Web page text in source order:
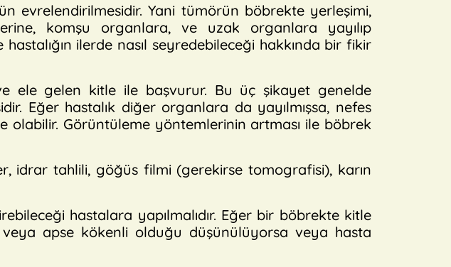
evrelendirilmesidir. Yani tümörün böbrekte yerleşimi,
komşu organlara, ve uzak organlara yayılıp
ilerde nasıl seyredebileceği hakkında bir fikir
ele gelen kitle ile başvurur. Bu üç şikayet genelde
Eğer hastalık diğer organlara da yayılmışsa, nefes
olabilir. Görüntüleme yöntemlerinin artması ile böbrek
idrar tahlili, göğüs filmi (gerekirse tomografisi), karın
hastalara yapılmalıdır. Eğer bir böbrekte kitle
veya apse kökenli olduğu düşünülüyorsa veya hasta